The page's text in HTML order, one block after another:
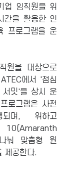
업 임직원을 위
간을 활용한 인
프로그램을 운
원을 대상으로
에서 '점심
밋'을 상시 운
로그램은 사전
며, 위하고
10(Amaranth
눠 맞춤형 원
제공한다.